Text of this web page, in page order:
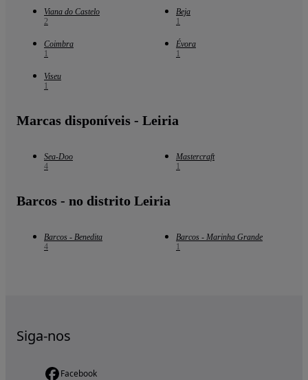
Viana do Castelo
2
Beja
1
Coimbra
1
Évora
1
Viseu
1
Marcas disponíveis - Leiria
Sea-Doo
4
Mastercraft
1
Barcos - no distrito Leiria
Barcos - Benedita
4
Barcos - Marinha Grande
1
Siga-nos
Facebook